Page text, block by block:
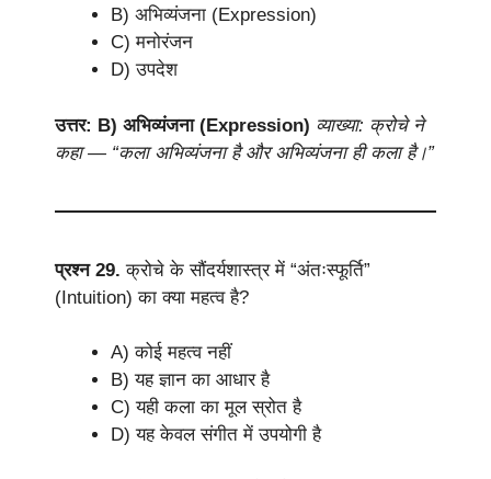
B) अभिव्यंजना (Expression)
C) मनोरंजन
D) उपदेश
उत्तर: B) अभिव्यंजना (Expression) व्याख्या: क्रोचे ने
कहा — “कला अभिव्यंजना है और अभिव्यंजना ही कला है।”
प्रश्न 29. क्रोचे के सौंदर्यशास्त्र में “अंतःस्फूर्ति”
(Intuition) का क्या महत्व है?
A) कोई महत्व नहीं
B) यह ज्ञान का आधार है
C) यही कला का मूल स्रोत है
D) यह केवल संगीत में उपयोगी है